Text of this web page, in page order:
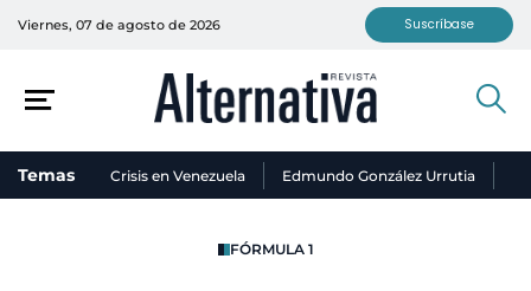
Viernes, 07 de agosto de 2026 Suscríbase
Temas Crisis en Venezuela Edmundo González Urrutia
FÓRMULA 1